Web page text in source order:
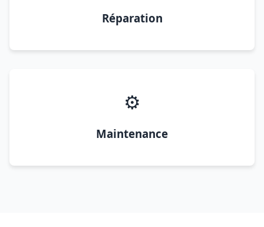
Réparation
⚙️
Maintenance